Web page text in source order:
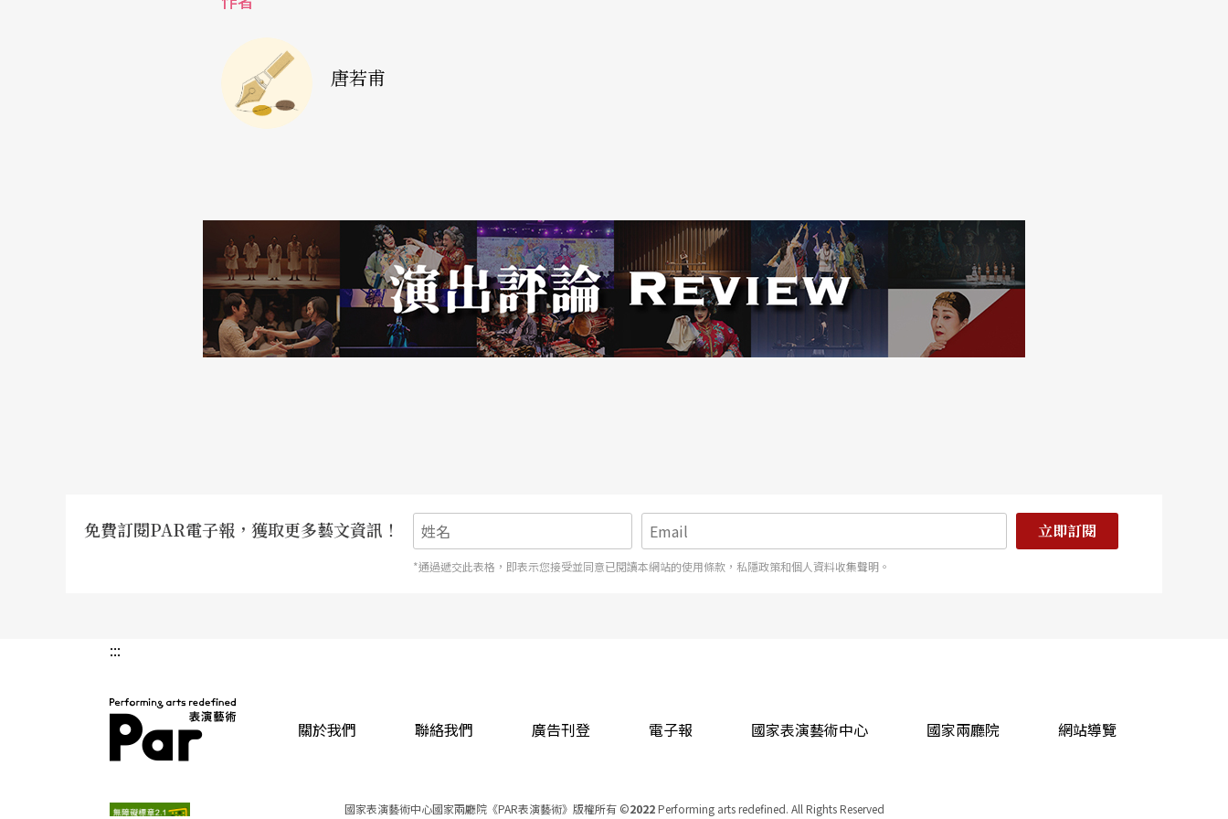
唐若甫
免費訂閱PAR電子報，獲取更多藝文資訊！ 立即訂閱
*通過遞交此表格，即表示您接受並同意已閱讀本網站的使用條款，私隱政策和個人資料收集聲明。
:::
關於我們 聯絡我們 廣告刊登 電子報 國家表演藝術中心 國家兩廳院 網站導覽
國家表演藝術中心國家兩廳院《PAR表演藝術》版權所有©2022Performing arts redefined. All Rights Reserved